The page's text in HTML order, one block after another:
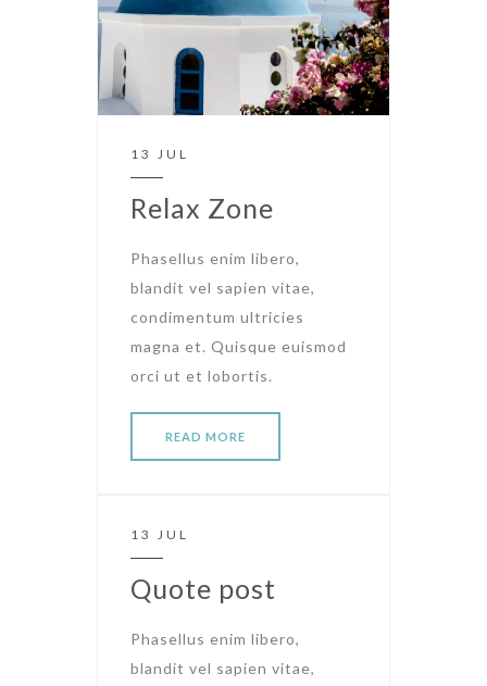
13 JUL
Relax Zone
Phasellus enim libero,
blandit vel sapien vitae,
condimentum ultricies
magna et. Quisque euismod
orci ut et lobortis.
READ MORE
13 JUL
Quote post
Phasellus enim libero,
blandit vel sapien vitae,